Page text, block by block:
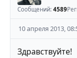
Сообщений: 4589
10 апреля 2013,
Здравствуйте!